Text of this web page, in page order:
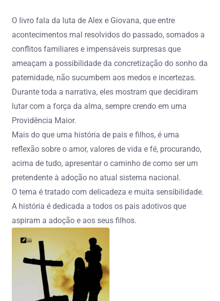
O livro fala da luta de Alex e Giovana, que entre
acontecimentos mal resolvidos do passado, somados a
conflitos familiares e impensáveis surpresas que
ameaçam a possibilidade da concretização do sonho da
paternidade, não sucumbem aos medos e incertezas.
Durante toda a narrativa, eles mostram que decidiram
lutar com a força da alma, sempre crendo em uma
Providência Maior.
Mais do que uma história de pais e filhos, é uma
reflexão sobre o amor, valores de vida e fé, procurando,
acima de tudo, apresentar o caminho de como ser um
pretendente à adoção no atual sistema nacional.
O tema é tratado com delicadeza e muita sensibilidade.
A história é dedicada a todos os pais adotivos que
aspiram a adoção e aos seus filhos.